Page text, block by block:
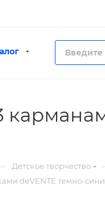
Детское творчество
deVENTE темно-